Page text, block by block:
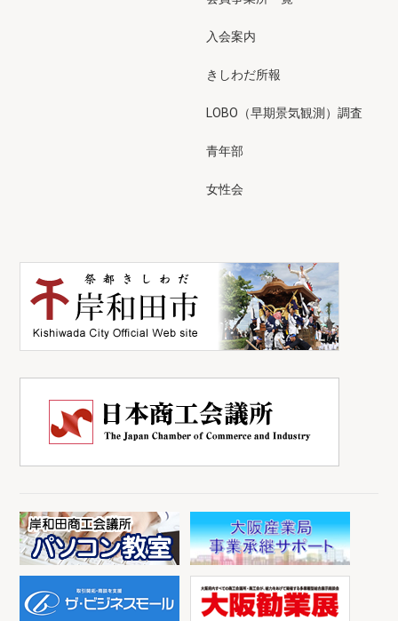
入会案内
きしわだ所報
LOBO（早期景気観測）調査
青年部
女性会